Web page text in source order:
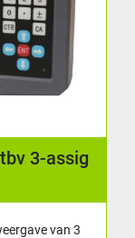
3-assig
van 3